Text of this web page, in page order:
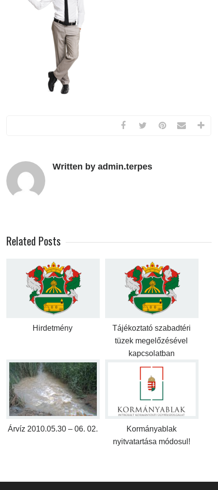
Written by admin.terpes
Related Posts
Hirdetmény
Tájékoztató szabadtéri
tüzek megelőzésével
kapcsolatban
Árvíz 2010.05.30 – 06. 02.
Kormányablak
nyitvatartása módosul!